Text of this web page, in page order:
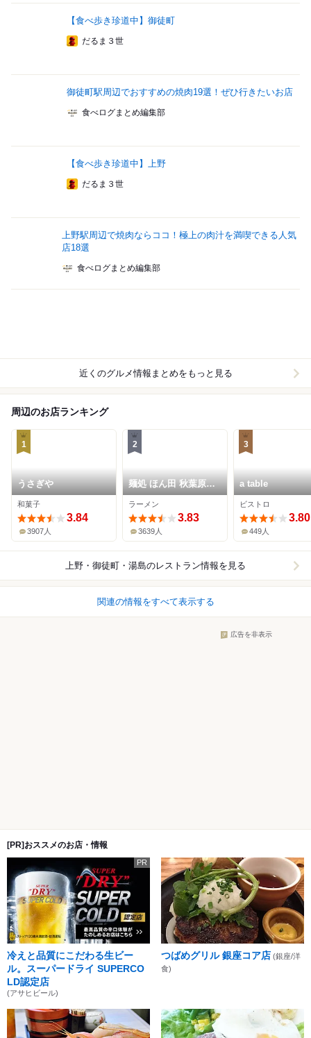
【食べ歩き珍道中】御徒町
だるま３世
御徒町駅周辺でおすすめの焼肉19選！ぜひ行きたいお店
食べログまとめ編集部
【食べ歩き珍道中】上野
だるま３世
上野駅周辺で焼肉ならココ！極上の肉汁を満喫できる人気
店18選
食べログまとめ編集部
近くのグルメ情報まとめをもっと見る
周辺のお店ランキング
1
うさぎや
和菓子
3.84
3907人
2
麺処 ほん田 秋葉原本
店
ラーメン
3.83
3639人
3
a table
ビストロ
3.80
449人
上野・御徒町・湯島のレストラン情報を見る
関連の情報をすべて表示する
広告を非表示
[PR]おススメのお店・情報
PR
冷えと品質にこだわる生ビー
ル。スーパードライ SUPERCO
LD認定店
(アサヒビール)
つばめグリル 銀座コア店 (銀座/洋
食)